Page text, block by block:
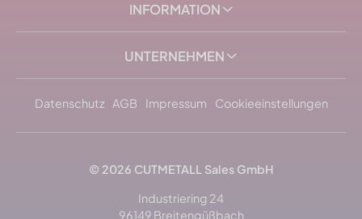
INFORMATION
UNTERNEHMEN
Datenschutz AGB Impressum Cookieeinstellungen
© 2026 CUTMETALL Sales GmbH
Industriering 24
96149 Breitengüßbach